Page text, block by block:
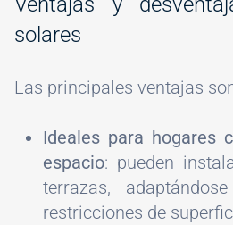
solares
Las principales ventajas
Ideales para hogares
espacio: pueden
terrazas,
restricciones de